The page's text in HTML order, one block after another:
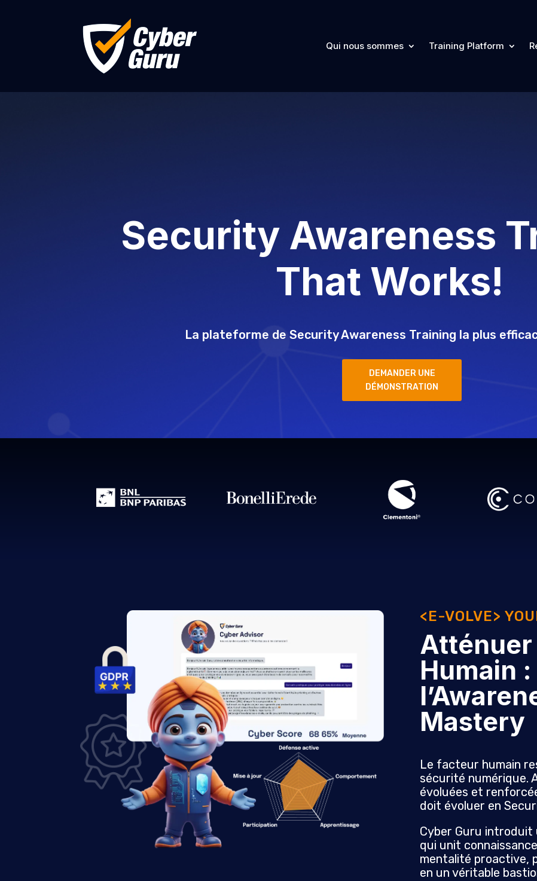
Qui nous sommes Training Platform
Security Awareness
That Works!
La plateforme de Security Awareness Training la plus
DEMANDER UNE
DÉMONSTRATION
<E-VOLVE>
Atténuer
Humain
Mastery
Le facteur humain
sécurité numérique.
évoluées et
doit évoluer en
Cyber Guru introduit
qui unit
mentalité proactive,
en un véritable